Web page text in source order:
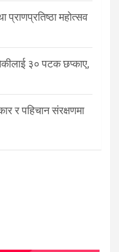
प्राणप्रतिष्ठा महोत्सव
३० पटक छप्काए,
र पहिचान संरक्षणमा